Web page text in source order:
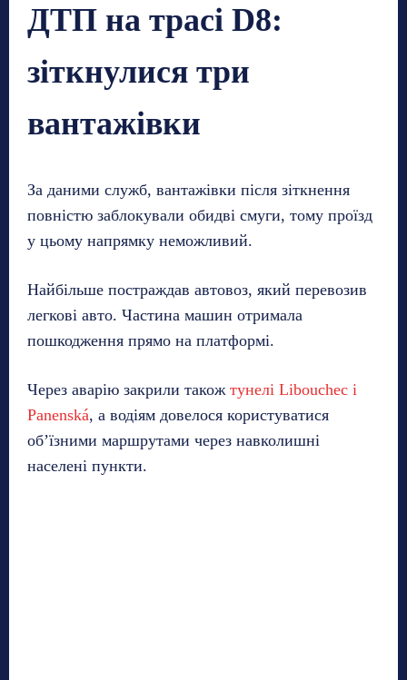
ДТП на трасі D8:
зіткнулися три
вантажівки
За даними служб, вантажівки після зіткнення
повністю заблокували обидві смуги, тому проїзд
у цьому напрямку неможливий.
Найбільше постраждав автовоз, який перевозив
легкові авто. Частина машин отримала
пошкодження прямо на платформі.
Через аварію закрили також тунелі Libouchec і
Panenská, а водіям довелося користуватися
об’їзними маршрутами через навколишні
населені пункти.